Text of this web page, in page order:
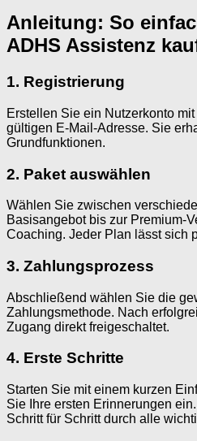
Anleitung: So
ADHS Assistenz
1. Registrierung
Erstellen Sie ein Nutzerkonto
gültigen E-Mail-Adresse. Sie
Grundfunktionen.
2. Paket auswählen
Wählen Sie zwischen
Basisangebot bis zur Premium-
Coaching. Jeder Plan lässt sich
3. Zahlungsprozess
Abschließend wählen Sie die
Zahlungsmethode. Nach
Zugang direkt freigeschaltet.
4. Erste Schritte
Starten Sie mit einem kurzen
Sie Ihre ersten Erinnerungen
Schritt für Schritt durch alle